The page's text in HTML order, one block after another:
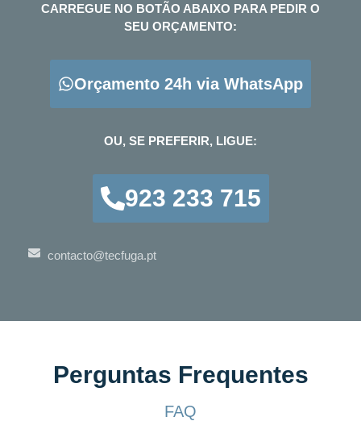
CARREGUE NO BOTÃO ABAIXO PARA PEDIR O
SEU ORÇAMENTO:
Orçamento 24h via WhatsApp
OU, SE PREFERIR, LIGUE:
923 233 715
contacto@tecfuga.pt
Perguntas Frequentes
FAQ